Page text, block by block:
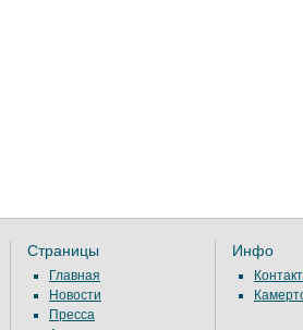
Страницы
Главная
Новости
Пресса
Инфо